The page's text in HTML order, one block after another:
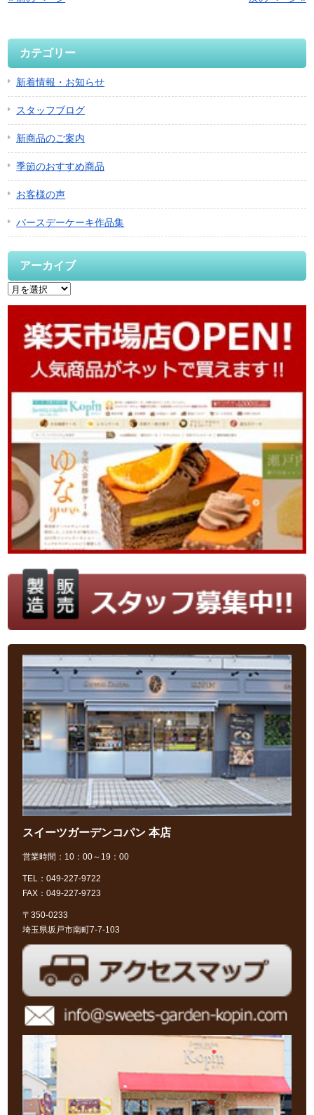
カテゴリー
新着情報・お知らせ
スタッフブログ
新商品のご案内
季節のおすすめ商品
お客様の声
バースデーケーキ作品集
アーカイブ
スイーツガーデンコパン 本店
営業時間：10：00～19：00
TEL：049-227-9722
FAX：049-227-9723
〒350-0233
埼玉県坂戸市南町7-7-103